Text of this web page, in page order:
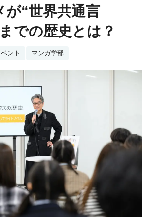
が“世界共通言
での歴史とは？
ント マンガ学部